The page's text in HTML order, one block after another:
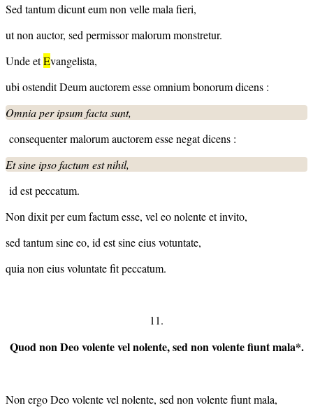
Sed tantum dicunt eum non velle mala fieri,
ut non auctor, sed permissor malorum monstretur.
Unde etEvangelista,
ubi ostendit Deum auctorem esse omnium bonorum dicens :
Omnia per ipsum facta sunt,
consequenter malorum auctorem esse negat dicens :
Et sine ipso factum est nihil,
id est peccatum.
Non dixit per eum factum esse, vel eo nolente et invito,
sed tantumsine eo, id est sine eius votuntate,
quia non eius voluntate fit peccatum.
11.
Quod non Deo volente vel nolente, sed non volente fiunt mala*.
Non ergo Deo volente vel nolente, sed non volente fiunt mala,